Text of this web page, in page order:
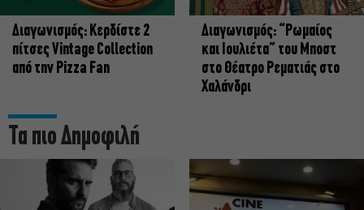
Διαγωνισμός: Κερδίστε 2
πίτσες Vintage Collection
από την Pizza Fan
Διαγωνισμός: “Ρωμαίος
και Ιουλιέτα” του Μποστ
στο Θέατρο Ρεματιάς στο
Χαλάνδρι
Τα πιο Δημοφιλή